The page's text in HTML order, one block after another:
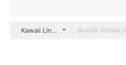
Kawaii Lineal